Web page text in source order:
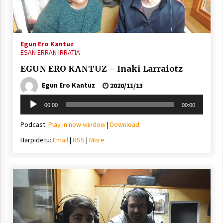
inguruko tailerraren audioa
2021/11/25
Mahai-ingurua: irratia, podcastak
eta ondoren zer?
2021/11/12
Arrosaren IX. Topaketak – Mila
esker guztioi!
2021/11/11
Egun Ero Kantuz
ESAN ERRAN IRRATIA
EGUN ERO KANTUZ – Iñaki Larraiotz
Egun Ero Kantuz
2020/11/13
Soinu
erreproduzigailua
00:00 00:00
Podcast: Play in new window| Download
Harpidetu: Email| RSS | More